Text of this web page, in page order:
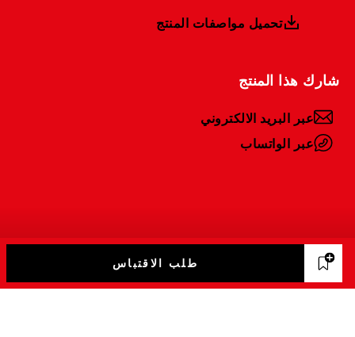
تحميل مواصفات المنتج
شارك هذا المنتج
عبر البريد الالكتروني
عبر الواتساب
طلب الاقتباس